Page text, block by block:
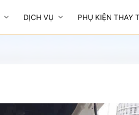
DỊCH VỤ PHỤ KIỆN THAY